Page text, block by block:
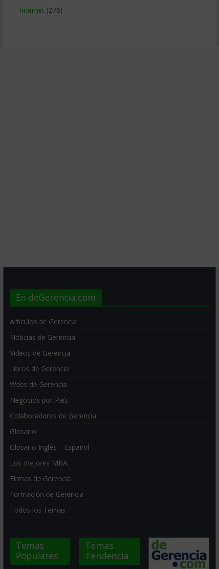
Internet (276)
En deGerencia.com
Artículos de Gerencia
Noticias de Gerencia
Videos de Gerencia
Libros de Gerencia
Webs de Gerencia
Negocios por País
Colaboradores de Gerencia
Glosario
Glosario Inglés – Español
Los mejores MBA
Firmas de Gerencia
Formación de Gerencia
Todos los Temas
Temas
Populares
Temas
Tendencia